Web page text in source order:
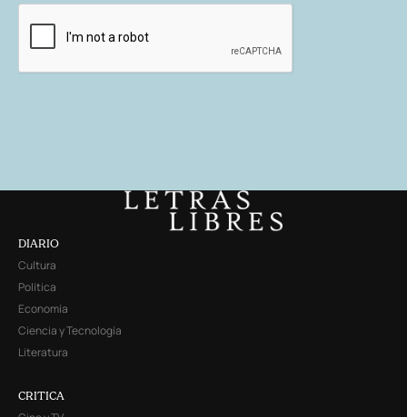
DIARIO
Cultura
Política
Economía
Ciencia y Tecnología
Literatura
CRITICA